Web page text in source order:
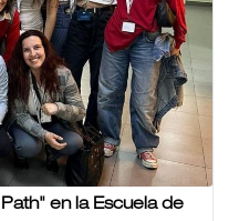
en la Escuela de